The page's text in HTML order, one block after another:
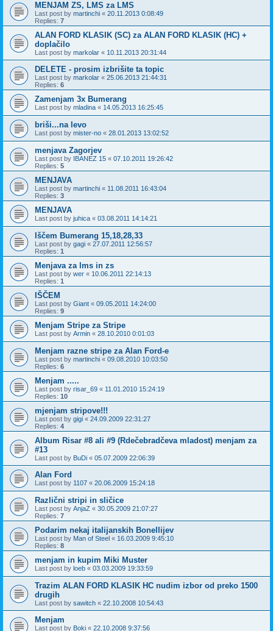
MENJAM ZS, LMS za LMS
Last post by martinchi « 20.11.2013 0:08:49
Replies: 7
ALAN FORD KLASIK (SC) za ALAN FORD KLASIK (HC) +
doplačilo
Last post by markolar « 10.11.2013 20:31:44
DELETE - prosim izbrišite ta topic
Last post by markolar « 25.06.2013 21:44:31
Replies: 6
Zamenjam 3x Bumerang
Last post by mladina « 14.05.2013 16:25:45
briši...na levo
Last post by mister-no « 28.01.2013 13:02:52
menjava Zagorjev
Last post by IBANEZ 15 « 07.10.2011 19:26:42
Replies: 5
MENJAVA
Last post by martinchi « 11.08.2011 16:43:04
Replies: 3
MENJAVA
Last post by juhica « 03.08.2011 14:14:21
Iščem Bumerang 15,18,28,33
Last post by gagi « 27.07.2011 12:56:57
Replies: 1
Menjava za lms in zs
Last post by wer « 10.06.2011 22:14:13
Replies: 1
IŠČEM
Last post by Giant « 09.05.2011 14:24:00
Replies: 9
Menjam Stripe za Stripe
Last post by Armin « 28.10.2010 0:01:03
Menjam razne stripe za Alan Ford-e
Last post by martinchi « 09.08.2010 10:03:50
Replies: 6
Menjam .....
Last post by risar_69 « 11.01.2010 15:24:19
Replies: 10
mjenjam stripove!!!
Last post by gigi « 24.09.2009 22:31:27
Replies: 4
Album Risar #8 ali #9 (Rdečebradčeva mladost) menjam za
#13
Last post by BuDi « 05.07.2009 22:06:39
Alan Ford
Last post by 1107 « 20.06.2009 15:24:18
Različni stripi in sličice
Last post by AnjaZ « 30.05.2009 21:07:27
Replies: 7
Podarim nekaj italijanskih Bonellijev
Last post by Man of Steel « 16.03.2009 9:45:10
Replies: 8
menjam in kupim Miki Muster
Last post by loeb « 03.03.2009 19:33:59
Trazim ALAN FORD KLASIK HC nudim izbor od preko 1500
drugih
Last post by sawitch « 22.10.2008 10:54:43
Menjam
Last post by Boki « 22.10.2008 9:37:56